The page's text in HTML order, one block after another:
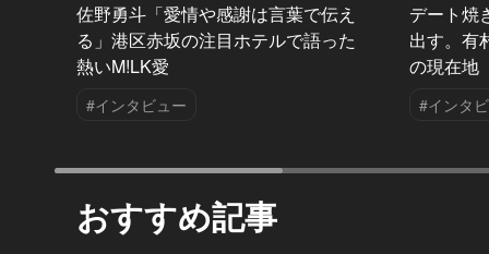
佐野勇斗「愛情や感謝は言葉で伝え
る」港区赤坂の注目ホテルで語った
熱いM!LK愛
#インタビュー
デート焼
出す。有
の現在地
#インタ
おすすめ記事